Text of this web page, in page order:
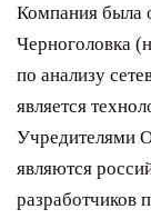
Компания была
Черноголовка
по анализу
является
Учредителями
являются
разработчиков